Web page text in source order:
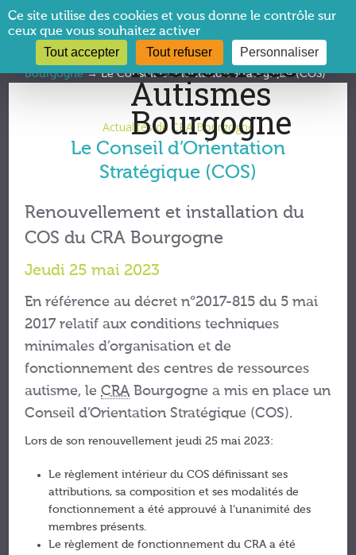
Vous êtes ici :CRA Bourgogne→Actualités du CRA
Bourgogne→Le Conseil d’Orientation Stratégique (COS)
Actualités du CRA Bourgogne
Le Conseil d’Orientation
Stratégique (COS)
Renouvellement et installation du
COS du CRA Bourgogne
Jeudi 25 mai 2023
En référence au décret n°2017-815 du 5 mai
2017 relatif aux conditions techniques
minimales d’organisation et de
fonctionnement des centres de ressources
autisme, leCRA Bourgogne a mis en place un
Conseil d’Orientation Stratégique (COS).
Lors de son renouvellement jeudi 25 mai 2023:
Le règlement intérieur du COS définissant ses
attributions, sa composition et ses modalités de
fonctionnement a été approuvé à l’unanimité des
membres présents.
Le règlement de fonctionnement du CRA a été
Panneau de gestion des cookies
Ce site utilise des cookies et vous donne le contrôle sur
ceux que vous souhaitez activer
Tout accepter Tout refuser Personnaliser